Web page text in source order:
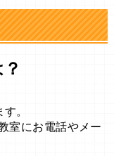
。
室にお電話やメー